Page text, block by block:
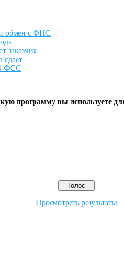
обмен с ФНС
заказчик
сдаёт
4-ФСС
программу вы используете
Просмотреть результаты